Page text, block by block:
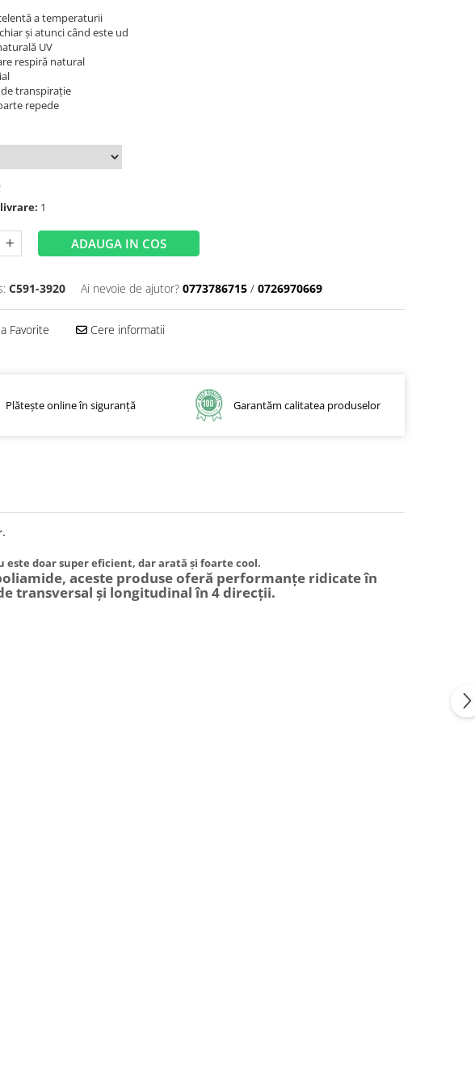
a temperaturii
și atunci când este ud
UV
respiră natural
transpiraţie
repede
1
ADAUGA IN COS
C591-3920 Ai nevoie de ajutor? 0773786715 / 0726970669
Favorite Cere informatii
Plătește online în siguranță Garantăm calitatea produselor
doar super eficient, dar arată și foarte cool.
aceste produse oferă performanțe ridicate în
transversal și longitudinal în 4 direcții.